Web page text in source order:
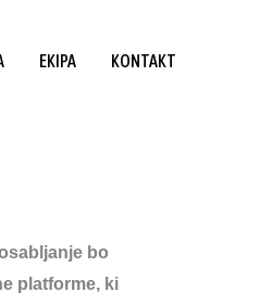
EKIPA KONTAKT
bo
platforme, ki